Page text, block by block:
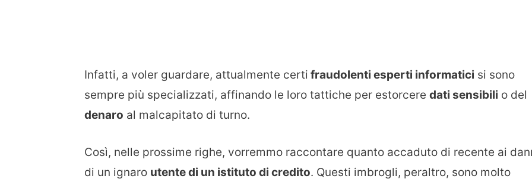
Infatti, a voler guardare, attualmente certi fraudolenti esperti informatici si sono
sempre più specializzati, affinando le loro tattiche per estorcere dati sensibili o del
denaro al malcapitato di turno.
Così, nelle prossime righe, vorremmo raccontare quanto accaduto di recente ai
di un ignaro utente di un istituto di credito. Questi imbrogli, peraltro, sono molto